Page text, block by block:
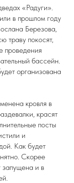
«Радуги».
в прошлом году
Березова,
траву покосят,
проведения
бассейн.
организована
кровля в
красят
посты
и
Как будет
Скорее
запущена и в